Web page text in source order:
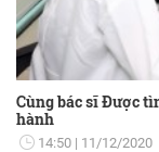
Cùng bác sĩ Được
hành
14:50 11/12/2020